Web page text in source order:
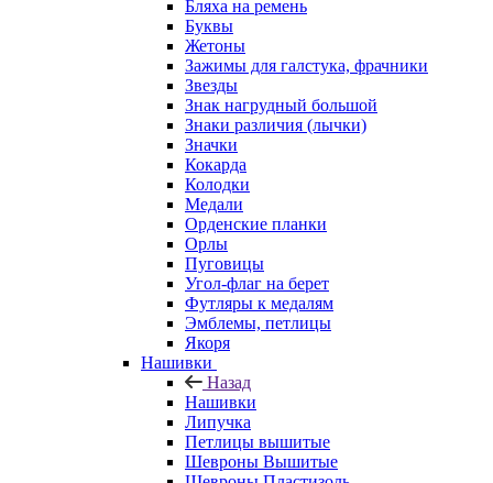
Бляха на ремень
Буквы
Жетоны
Зажимы для галстука, фрачники
Звезды
Знак нагрудный большой
Знаки различия (лычки)
Значки
Кокарда
Колодки
Медали
Орденские планки
Орлы
Пуговицы
Угол-флаг на берет
Футляры к медалям
Эмблемы, петлицы
Якоря
Нашивки
Назад
Нашивки
Липучка
Петлицы вышитые
Шевроны Вышитые